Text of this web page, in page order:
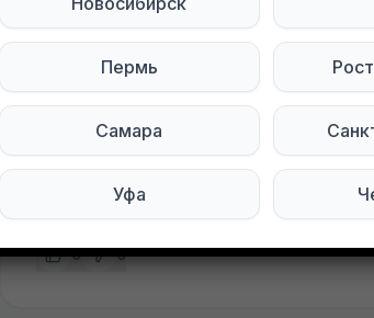
Развернуть полностью
Отдам летнюю юбку с подкладом
Подписывайтесь на нас в
Мы в Telegram Мы в
0 0
Пермь
Самара
Уфа